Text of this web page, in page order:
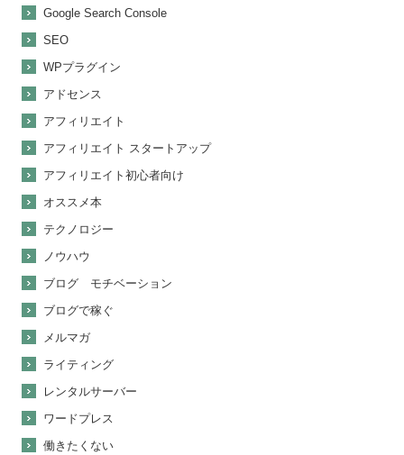
Google Search Console
SEO
WPプラグイン
アドセンス
アフィリエイト
アフィリエイト スタートアップ
アフィリエイト初心者向け
オススメ本
テクノロジー
ノウハウ
ブログ モチベーション
ブログで稼ぐ
メルマガ
ライティング
レンタルサーバー
ワードプレス
働きたくない